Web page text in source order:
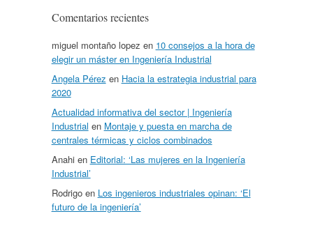
Comentarios recientes
miguel montaño lopez en 10 consejos a la hora de
elegir un máster en Ingeniería Industrial
Angela Pérez en Hacia la estrategia industrial para
2020
Actualidad informativa del sector | Ingeniería
Industrial en Montaje y puesta en marcha de
centrales térmicas y ciclos combinados
Anahi en Editorial: ‘Las mujeres en la Ingeniería
Industrial’
Rodrigoen Los ingenieros industriales opinan: ‘El
futuro de la ingeniería’